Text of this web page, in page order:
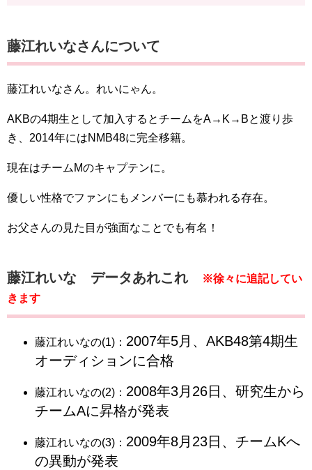
藤江れいなさんについて
藤江れいなさん。れいにゃん。
AKBの4期生として加入するとチームをA→K→Bと渡り歩
き、2014年にはNMB48に完全移籍。
現在はチームMのキャプテンに。
優しい性格でファンにもメンバーにも慕われる存在。
お父さんの見た目が強面なことでも有名！
藤江れいな データあれこれ
※徐々に追記してい
きます
藤江れいなの(1)： 2007年5月、AKB48第4期生
オーディションに合格
藤江れいなの(2)： 2008年3月26日、研究生から
チームAに昇格が発表
藤江れいなの(3)： 2009年8月23日、チームKへ
の異動が発表